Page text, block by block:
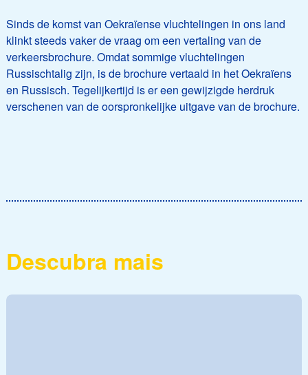
Sinds de komst van Oekraïense vluchtelingen in ons land
klinkt steeds vaker de vraag om een vertaling van de
verkeersbrochure. Omdat sommige vluchtelingen
Russischtalig zijn, is de brochure vertaald in het Oekraïens
en Russisch. Tegelijkertijd is er een gewijzigde herdruk
verschenen van de oorspronkelijke uitgave van de brochure.
Descubra mais